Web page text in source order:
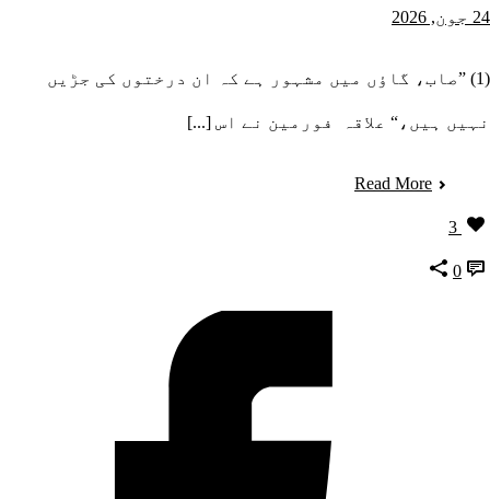
24 جون, 2026
(1) ”صاب، گاؤں میں مشہور ہے کہ ان درختوں کی جڑیں
نہیں ہیں،“ علاقہ فورمین نے اس [...]
Read More
3
0